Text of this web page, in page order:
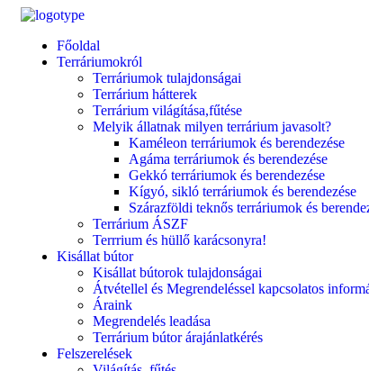
Főoldal
Terráriumokról
Terráriumok tulajdonságai
Terrárium hátterek
Terrárium világítása,fűtése
Melyik állatnak milyen terrárium javasolt?
Kaméleon terráriumok és berendezése
Agáma terráriumok és berendezése
Gekkó terráriumok és berendezése
Kígyó, sikló terráriumok és berendezése
Szárazföldi teknős terráriumok és
Terrárium ÁSZF
Terrrium és hüllő karácsonyra!
Kisállat bútor
Kisállat bútorok tulajdonságai
Átvétellel és Megrendeléssel kapcsolatos
Áraink
Megrendelés leadása
Terrárium bútor árajánlatkérés
Felszerelések